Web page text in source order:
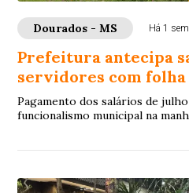
Dourados - MS Há 1
Prefeitura antecipa
servidores com folha
Pagamento dos salários de
funcionalismo municipal na